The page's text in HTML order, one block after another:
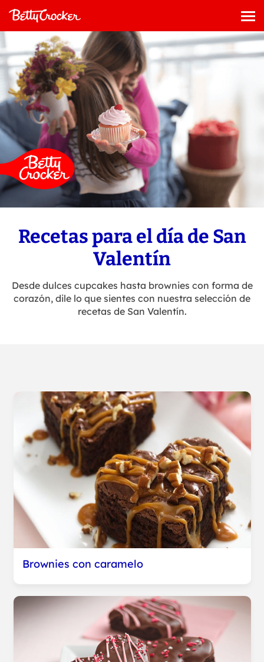
Recetas para el día de San
Valentín
Desde dulces cupcakes hasta brownies con forma de
corazón, dile lo que sientes con nuestra selección de
recetas de San Valentín.
Brownies con caramelo